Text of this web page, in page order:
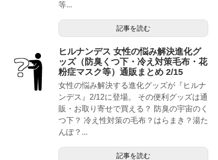
等...
記事を読む
ヒルナンデス 女性の悩み解決進化グ
ッズ（防臭くつ下・冷え対策毛布・花
粉症マスク等）通販まとめ 2/15
女性の悩み解決する進化グッズが『ヒルナ
ンデス』2/12に登場。 その便利グッズは通
販・お取り寄せで買える？ 防臭の宇宙のく
つ下？ 冷え性対策の毛布？はらまき？湯た
んぽ？...
記事を読む